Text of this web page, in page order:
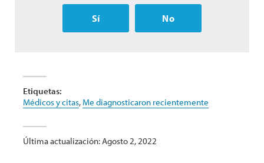
Sí No
Etiquetas:
Médicos y citas, Me diagnosticaron recientemente
Última actualización: Agosto 2, 2022